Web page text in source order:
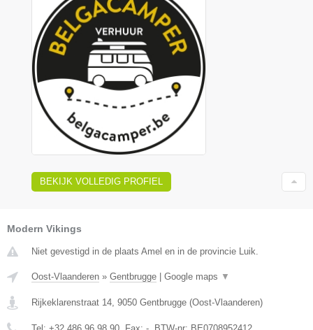
BEKIJK VOLLEDIG PROFIEL
Modern Vikings
Niet gevestigd in de plaats Amel en in de provincie Luik.
Oost-Vlaanderen » Gentbrugge Google maps ▼
Rijkeklarenstraat 14, 9050 Gentbrugge (Oost-Vlaanderen)